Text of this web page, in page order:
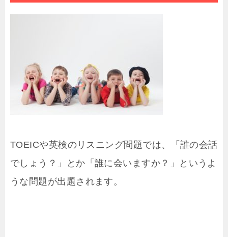
TOEICや英検のリスニング問題では、「誰の会話
でしょう？」とか「誰に会いますか？」というよ
うな問題が出題されます。